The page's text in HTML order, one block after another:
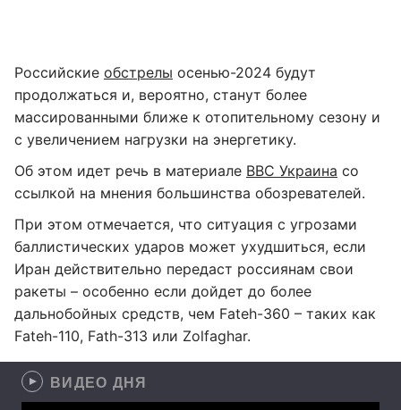
Российские обстрелы осенью-2024 будут
продолжаться и, вероятно, станут более
массированными ближе к отопительному сезону и
с увеличением нагрузки на энергетику.
Об этом идет речь в материале ВВС Украина со
ссылкой на мнения большинства обозревателей.
При этом отмечается, что ситуация с угрозами
баллистических ударов может ухудшиться, если
Иран действительно передаст россиянам свои
ракеты – особенно если дойдет до более
дальнобойных средств, чем Fateh-360 – таких как
Fateh-110, Fath-313 или Zolfaghar.
ВИДЕО ДНЯ